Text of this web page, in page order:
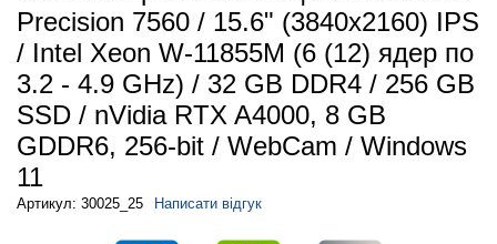
Precision 7560 / 15.6" (3840x2160) IPS
/ Intel Xeon W-11855M (6 (12) ядер по
3.2 - 4.9 GHz) / 32 GB DDR4 / 256 GB
SSD / nVidia RTX A4000, 8 GB
GDDR6, 256-bit / WebCam / Windows
11
Артикул: 30025_25 Написати відгук